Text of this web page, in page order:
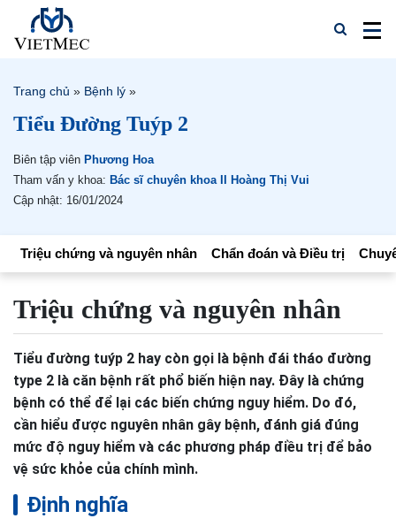
Trang chủ » Bệnh lý »
Tiểu Đường Tuýp 2
Biên tập viên Phương Hoa
Tham vấn y khoa: Bác sĩ chuyên khoa II Hoàng Thị Vui
Cập nhật: 16/01/2024
Triệu chứng và nguyên nhân Chẩn đoán và Điều trị
Triệu chứng và nguyên nhân
Tiểu đường tuýp 2 hay còn gọi là bệnh đái tháo đường
type 2 là căn bệnh rất phổ biến hiện nay. Đây là chứng
bệnh có thể để lại các biến chứng nguy hiểm. Do đó,
cần hiểu được nguyên nhân gây bệnh, đánh giá đúng
mức độ nguy hiểm và các phương pháp điều trị để bảo
vệ sức khỏe của chính mình.
Định nghĩa